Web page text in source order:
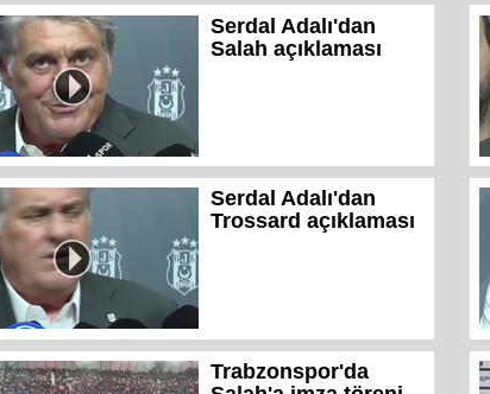
Serdal Adalı'dan
Salah açıklaması
Serdal Adalı'dan
Trossard açıklaması
Trabzonspor'da